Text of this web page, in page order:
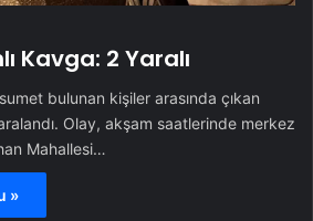
Kavga: 2 Yaralı
bulunan kişiler arasında çıkan
Olay, akşam saatlerinde merkez
Mahallesi…
»